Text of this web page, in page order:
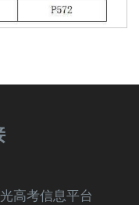
高考信息平台